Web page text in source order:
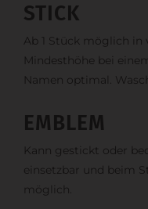
STICK
Ab 1 Stück möglich in
Mindesthöhe bei
Namen optimal.
EMBLEM
Kann gestickt oder
einsetzbar und beim
möglich.